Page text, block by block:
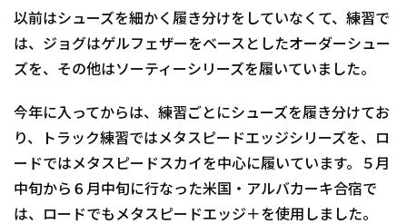
以前はシューズを細かく履き分けをしていなくて、練習で
は、ジョグはゲルフェザーをベースとしたオーダーシュー
ズを、その他はソーティーシリーズを履いていました。
今年に入ってからは、練習ごとにシューズを履き分けてお
り、トラック練習ではメタスピードエッジシリーズを、ロ
ードではメタスピードスカイを中心に履いています。５月
中旬から６月中旬に行なった米国・アルバカーキ合宿で
は、ロードでもメタスピードエッジ＋を使用しました。